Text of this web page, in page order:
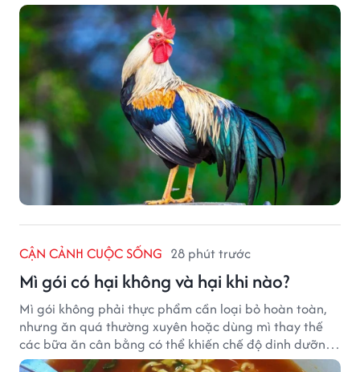
CẬN CẢNH CUỘC SỐNG 28 phút trước
Mì gói có hại không và hại khi nào?
Mì gói không phải thực phẩm cần loại bỏ hoàn toàn,
nhưng ăn quá thường xuyên hoặc dùng mì thay thế
các bữa ăn cân bằng có thể khiến chế độ dinh dưỡng
mất cân đối.